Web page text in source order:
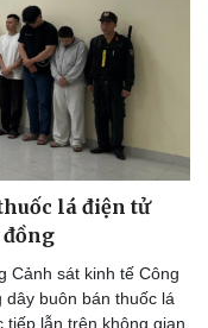
lá điện tử
Cảnh sát kinh tế Công
buôn bán thuốc lá
lẫn trên không gian